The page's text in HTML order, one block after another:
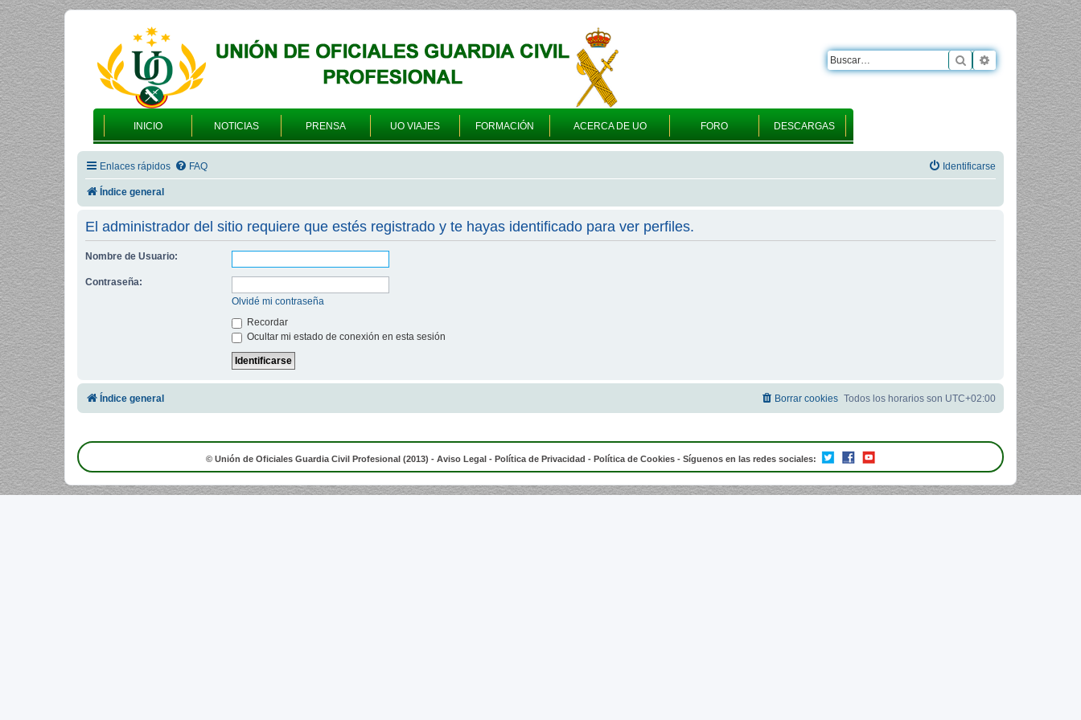
INICIO NOTICIAS PRENSA UO VIAJES FORMACIÓN ACERCA DE UO FORO DESCARGAS
Buscar Búsqueda
Enlaces rápidos FAQ Identificarse
Índice general
El administrador del sitio requiere que estés registrado y te hayas identificado para ver perfiles.
Nombre de Usuario:
Contraseña:
Olvidé mi contraseña
Recordar
Ocultar mi estado de conexión en esta sesión
Índice general Todos los horarios son UTC+02:00
Borrar cookies
© Unión de Oficiales Guardia Civil Profesional (2013) - Aviso Legal - Política de Privacidad - Política de Cookies - Síguenos en las redes sociales: